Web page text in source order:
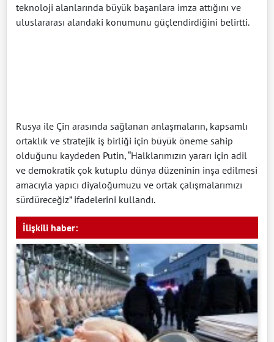
teknoloji alanlarında büyük başarılara imza attığını ve
uluslararası alandaki konumunu güçlendirdiğini belirtti.
Rusya ile Çin arasında sağlanan anlaşmaların, kapsamlı
ortaklık ve stratejik iş birliği için büyük öneme sahip
olduğunu kaydeden Putin, “Halklarımızın yararı için adil
ve demokratik çok kutuplu dünya düzeninin inşa edilmesi
amacıyla yapıcı diyaloğumuzu ve ortak çalışmalarımızı
sürdüreceğiz” ifadelerini kullandı.
İlişkili haber: